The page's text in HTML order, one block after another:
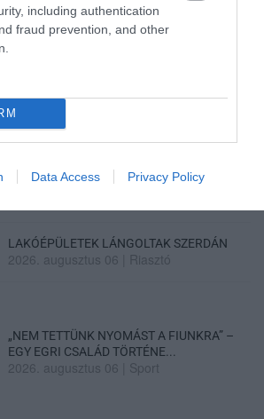
including authentication
fraud prevention, and other
Data Access Privacy Policy
HÍREK A GARÁZSBÓL: CHERY TIGGO 9
PHEV LUXURY – A KÍNAI PR...
LAKÓÉPÜLETEK LÁNGOLTAK SZERDÁN
2026. augusztus 06 Riasztó
„NEM TETTÜNK NYOMÁST A FIUNKRA” –
EGY EGRI CSALÁD TÖRTÉNE...
2026. augusztus 06 Sport